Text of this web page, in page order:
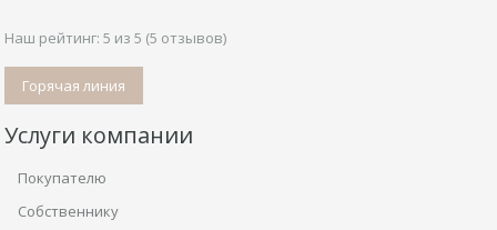
Наш рейтинг: 5 из 5 (5 отзывов)
Горячая линия
Услуги компании
Покупателю
Собственнику